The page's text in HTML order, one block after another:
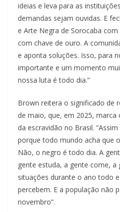
ideias e leva para as
demandas sejam ouvidas. E
e Arte Negra de Sorocaba
com chave de ouro. A
e aponta soluções. Isso, para
importante e um momento
nossa luta é todo dia.”
Brown reitera o significado de
de maio, que, em 2025, marca
da escravidão no Brasil.
porque todo mundo acha que
Não, o negro é todo dia. A
gente estuda, a gente come,
situações durante o ano todo
percebem. E a população não
novembro”.